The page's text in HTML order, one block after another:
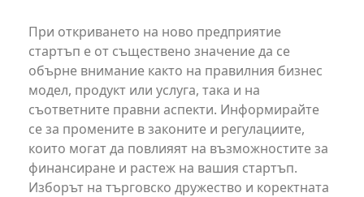
При откриването на ново предприятие
стартъп е от съществено значение да се
обърне внимание както на правилния бизнес
модел, продукт или услуга, така и на
съответните правни аспекти. Информирайте
се за промените в законите и регулациите,
които могат да повлияят на възможностите за
финансиране и растеж на вашия стартъп.
Изборът на търговско дружество и коректната